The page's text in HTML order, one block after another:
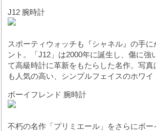
J12 腕時計
スポーティウォッチも『シャネル』の手
ント。「J12」は2000年に誕生し、傷に強
て高級時計に革新をもたらした名作。写
も人気の高い、シンプルフェイスのホワ
ボーイフレンド 腕時計
不朽の名作「プリミエール」をさらにボ